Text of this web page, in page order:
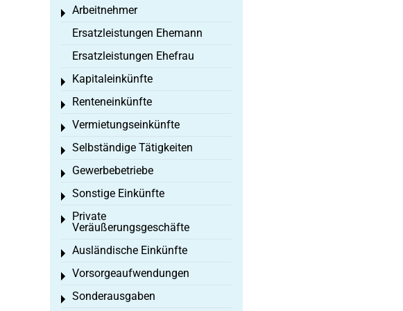
Arbeitnehmer
Toggle menu
Ersatzleistungen Ehemann
Ersatzleistungen Ehefrau
Kapitaleinkünfte
Toggle menu
Renteneinkünfte
Toggle menu
Vermietungseinkünfte
Toggle menu
Selbständige Tätigkeiten
Toggle menu
Gewerbebetriebe
Toggle menu
Sonstige Einkünfte
Toggle menu
Private
Veräußerungsgeschäfte
Toggle menu
Ausländische Einkünfte
Toggle menu
Vorsorgeaufwendungen
Toggle menu
Sonderausgaben
Toggle menu